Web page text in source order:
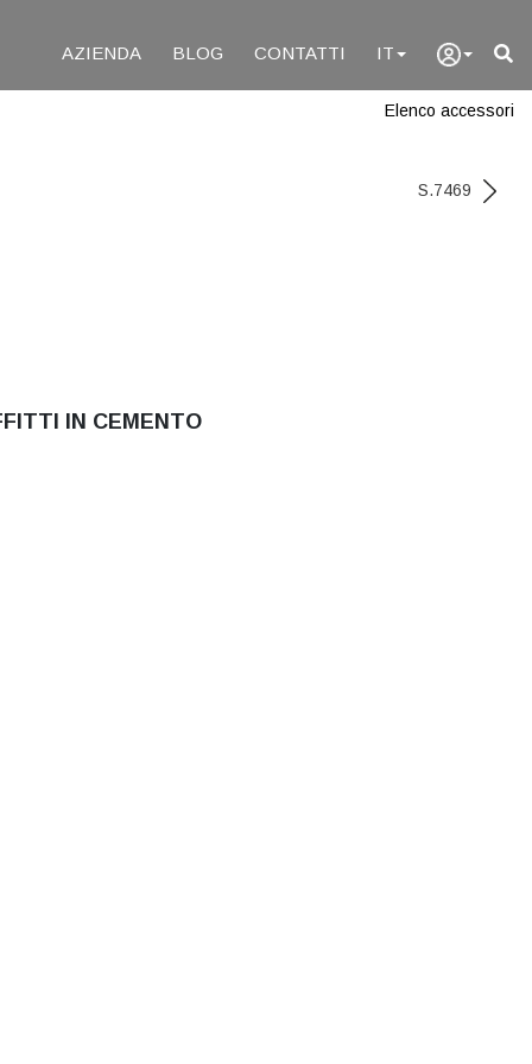
AZIENDA BLOG CONTATTI IT
Elenco accessori
S.7469
IN CEMENTO